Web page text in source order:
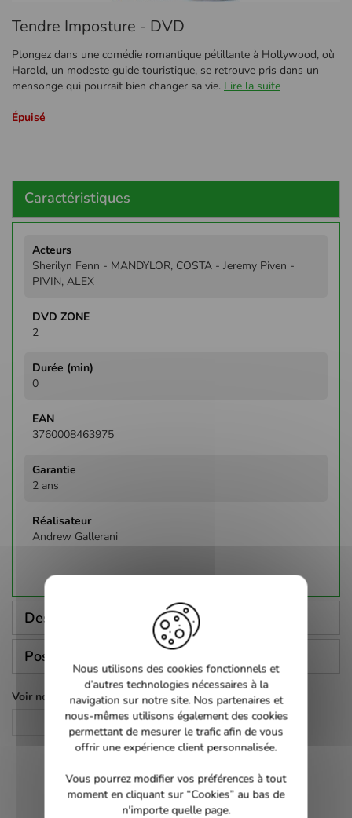
au
de
la
Galerie
Tendre Imposture - DVD
Plongez dans une comédie romantique pétillante à Hollywood, où
Harold, un modeste guide touristique, se retrouve pris dans un
mensonge qui pourrait bien changer sa vie. Lire la suite
Épuisé
Caractéristiques
d'infos
Sherilyn Fenn - MANDYLOR, COSTA - Jeremy Piven -
PIVIN, ALEX
2
0
3760008463975
2 ans
Andrew Gallerani
Description
Poser une question
Voir nos autres pages :
DVD
Nous utilisons des cookies fonctionnels et
d’autres technologies nécessaires à la
navigation sur notre site. Nos partenaires et
nous-mêmes utilisons également des cookies
permettant de mesurer le trafic afin de vous
offrir une expérience client personnalisée.
Vous pourrez modifier vos préférences à tout
moment en cliquant sur “Cookies” au bas de
n'importe quelle page.